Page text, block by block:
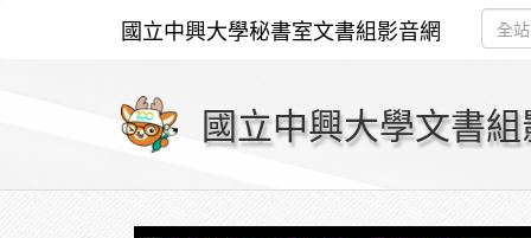
國立中興大學秘書室文書組影音網
國立中興大學文書